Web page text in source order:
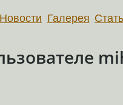
Новости Галерея